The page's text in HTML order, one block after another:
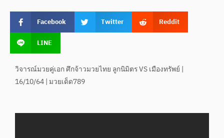
Facebook Twitter
Reddit
LINE
วิจารณ์มวยคู่เอก ศึกจ้าวมวยไทย ลูกนิมิตร VS เมืองทรัพย์ |
16/10/64 | มวยเด็ด789